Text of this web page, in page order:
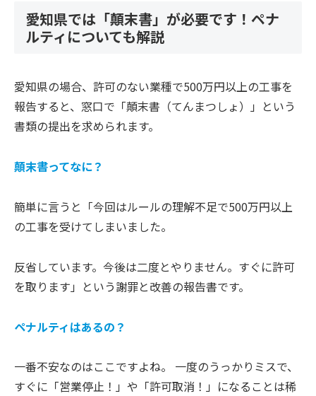
愛知県では「顛末書」が必要です！ペナ
ルティについても解説
愛知県の場合、許可のない業種で500万円以上の工事を
報告すると、窓口で「顛末書（てんまつしょ）」という
書類の提出を求められます。
顛末書ってなに？
簡単に言うと「今回はルールの理解不足で500万円以上
の工事を受けてしまいました。
反省しています。今後は二度とやりません。すぐに許可
を取ります」という謝罪と改善の報告書です。
ペナルティはあるの？
一番不安なのはここですよね。 一度のうっかりミスで、
すぐに「営業停止！」や「許可取消！」になることは稀